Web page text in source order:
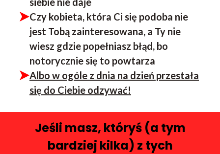
Czy kobieta, która Ci się podoba nie
jest Tobą zainteresowana, a Ty nie
wiesz gdzie popełniasz błąd, bo
notorycznie się to powtarza
Albo w ogóle z dnia na dzień przestała
się do Ciebie odzywać!
Jeśli masz, któryś (a tym
bardziej kilka) z tych